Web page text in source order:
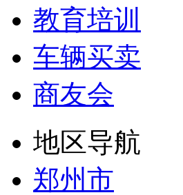
教育培训
车辆买卖
商友会
地区导航
郑州市